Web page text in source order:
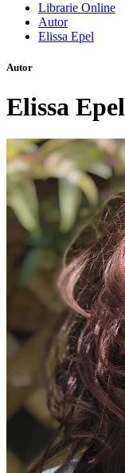
Librarie Online
Autor
Elissa Epel
Autor
Elissa Epel